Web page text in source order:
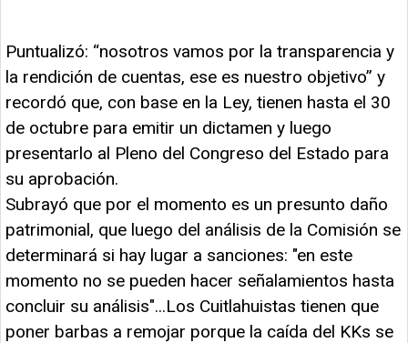
Puntualizó: “nosotros vamos por la transparencia y
la rendición de cuentas, ese es nuestro objetivo” y
recordó que, con base en la Ley, tienen hasta el 30
de octubre para emitir un dictamen y luego
presentarlo al Pleno del Congreso del Estado para
su aprobación.
Subrayó que por el momento es un presunto daño
patrimonial, que luego del análisis de la Comisión se
determinará si hay lugar a sanciones: "en este
momento no se pueden hacer señalamientos hasta
concluir su análisis"...Los Cuitlahuistas tienen que
poner barbas a remojar porque la caída del KKs se